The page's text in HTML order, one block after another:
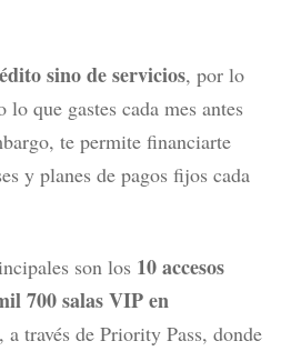
sino de servicios, por lo
lo que gastes cada mes antes
te permite financiarte
y planes de pagos fijos cada
son los 10 accesos
700 salas VIP en
, a través de Priority Pass, donde